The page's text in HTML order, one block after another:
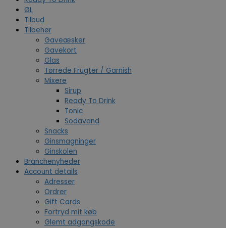
ØL
Tilbud
Tilbehør
Gaveæsker
Gavekort
Glas
Tørrede Frugter / Garnish
Mixere
Sirup
Ready To Drink
Tonic
Sodavand
Snacks
Ginsmagninger
Ginskolen
Branchenyheder
Account details
Adresser
Ordrer
Gift Cards
Fortryd mit køb
Glemt adgangskode